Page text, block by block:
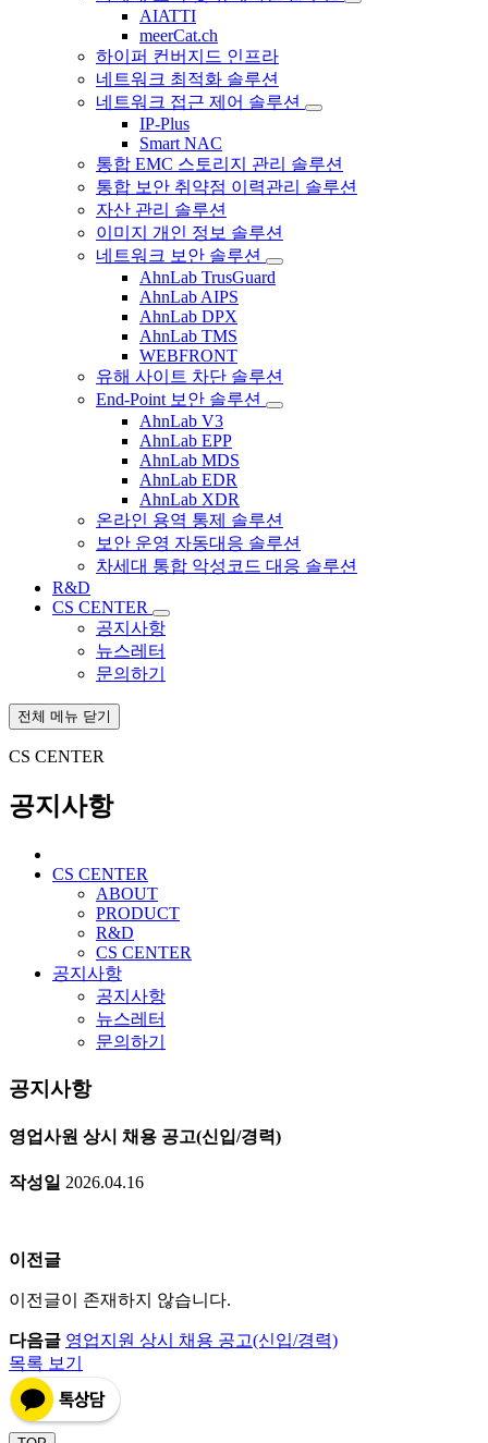
AIATTI
meerCat.ch
하이퍼 컨버지드 인프라
네트워크 최적화 솔루션
네트워크 접근 제어 솔루션
IP-Plus
Smart NAC
통합 EMC 스토리지 관리 솔루션
통합 보안 취약점 이력관리 솔루션
자산 관리 솔루션
이미지 개인 정보 솔루션
네트워크 보안 솔루션
AhnLab TrusGuard
AhnLab AIPS
AhnLab DPX
AhnLab TMS
WEBFRONT
유해 사이트 차단 솔루션
End-Point 보안 솔루션
AhnLab V3
AhnLab EPP
AhnLab MDS
AhnLab EDR
AhnLab XDR
온라인 용역 통제 솔루션
보안 운영 자동대응 솔루션
차세대 통합 악성코드 대응 솔루션
R&D
CS CENTER
공지사항
뉴스레터
문의하기
전체 메뉴 닫기
CS CENTER
공지사항
CS CENTER
ABOUT
PRODUCT
R&D
CS CENTER
공지사항
공지사항
뉴스레터
문의하기
공지사항
영업사원 상시 채용 공고(신입/경력)
작성일 2026.04.16
이전글
이전글이 존재하지 않습니다.
다음글 영업지원 상시 채용 공고(신입/경력)
목록 보기